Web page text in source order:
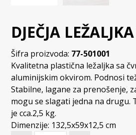
DJEČJA
Šifra proizvoda: 77-501001
Kvalitetna plastična ležaljka sa
aluminijskim okvirom. Podnosi
Stabilne, lagane za prenošenje,
mogu se slagati jedna na drugu.
je cca.2,5 kg.
Dimenzije: 132,5x59x12,5 cm